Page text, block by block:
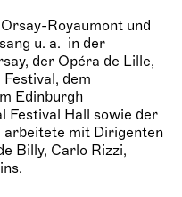
Royaumont und
u. a. in der
der Opéra de Lille,
dem
Edinburgh
Festival Hall sowie der
arbeitete mit Dirigenten
Billy, Carlo Rizzi,